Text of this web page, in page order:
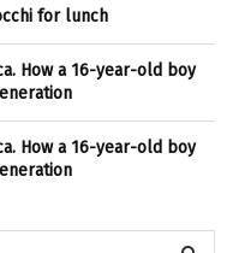
for lunch
How a 16-year-old boy
How a 16-year-old boy